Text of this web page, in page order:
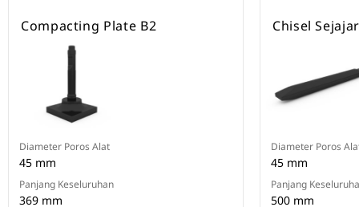
Compacting Plate B2
Diameter Poros Alat
45 mm
Panjang Keseluruhan
369 mm
Chisel
Diameter Poros
45 mm
Panjang
500 mm